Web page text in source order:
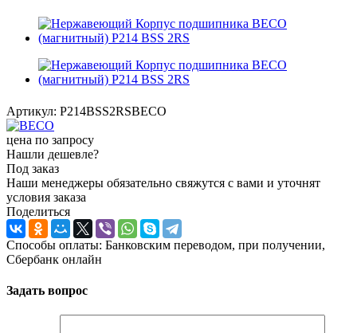
Артикул: P214BSS2RSBECO
цена по запросу
Нашли дешевле?
Под заказ
Наши менеджеры обязательно свяжутся с вами и уточнят
условия заказа
Поделиться
Способы оплаты: Банковским переводом, при получении,
Сбербанк онлайн
Задать вопрос